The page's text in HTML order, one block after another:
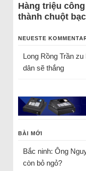
Hàng triệu
thành chuột
NEUESTE
Long Rồng Trầnzu
dân sẽ thắng
BÀI MỚI
Bắc ninh: Ông
còn bỏ ngỏ?